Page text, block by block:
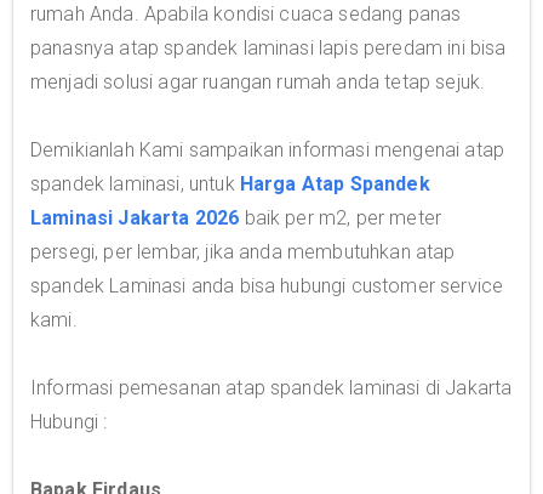
rumah Anda. Apabila kondisi cuaca sedang panas
panasnya atap spandek laminasi lapis peredam ini bisa
menjadi solusi agar ruangan rumah anda tetap sejuk.
Demikianlah Kami sampaikan informasi mengenai atap
spandek laminasi, untuk Harga Atap Spandek
Laminasi Jakarta 2026 baik per m2, per meter
persegi, per lembar, jika anda membutuhkan atap
spandek Laminasi anda bisa hubungi customer service
kami.
Informasi pemesanan atap spandek laminasi di Jakarta
Hubungi :
Bapak Firdaus